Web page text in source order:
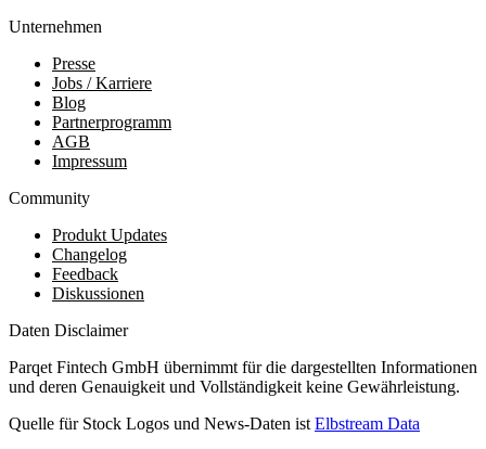
Unternehmen
Presse
Jobs / Karriere
Blog
Partnerprogramm
AGB
Impressum
Community
Produkt Updates
Changelog
Feedback
Diskussionen
Daten Disclaimer
Parqet Fintech GmbH übernimmt für die dargestellten Informationen
und deren Genauigkeit und Vollständigkeit keine Gewährleistung.
Quelle für Stock Logos und News-Daten ist Elbstream Data